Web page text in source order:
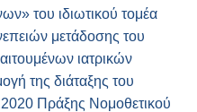
του ιδιωτικού τομέα
μετάδοσης του
ιατρικών
της διάταξης του
Πράξης Νομοθετικού